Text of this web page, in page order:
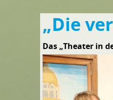
„Die
Das „Theater in